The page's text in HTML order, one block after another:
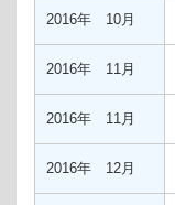
2016年 10月
2016年 11月
2016年 11月
2016年 12月